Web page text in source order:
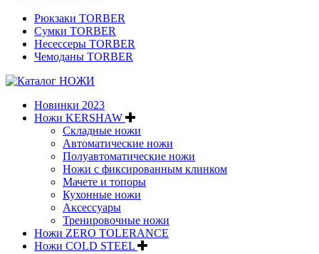
Рюкзаки TORBER
Сумки TORBER
Несессеры TORBER
Чемоданы TORBER
Новинки 2023
Ножи KERSHAW
Складные ножи
Автоматические ножи
Полуавтоматические ножи
Ножи с фиксированным клинком
Мачете и топоры
Кухонные ножи
Аксессуары
Тренировочные ножи
Ножи ZERO TOLERANCE
Ножи COLD STEEL